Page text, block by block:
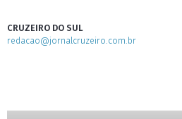
CRUZEIRO DO SUL
redacao@jornalcruzeiro.com.br